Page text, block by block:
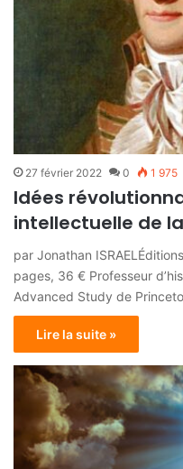
27 février 2022 0 1 975
Idées
intellectuelle de
par Jonathan
pages, 36 € Professeur
Advanced Study de
Lire la suite »